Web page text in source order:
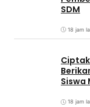
SDM
18 jam
Siswa
18 jam